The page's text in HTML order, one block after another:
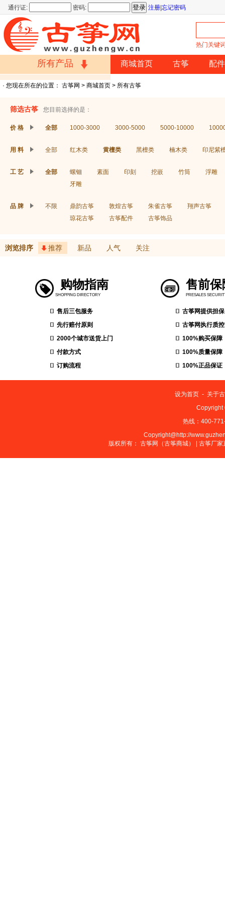
通行证: 密码: 注册 忘记密码
热门关键
所有产品
>价格>材质>团购
> 罩子 >胶布
商城首页 古筝 配件
· 您现在所在的位置： 古筝网 > 商城首页 > 所有古筝
筛选古筝 您目前选择的是：
价 格 全部 1000-3000 3000-5000 5000-10000
用 料 全部 红木类 黄檀类 黑檀类 楠木类 印尼紫
工 艺 全部 螺钿 素面 印刻 挖嵌 竹筒
浮雕
牙雕
品 牌 不限 鼎韵古筝 敦煌古筝 朱雀古筝
翔声古筝
琼花古筝
古筝配件 古筝饰品
浏览排序 推荐 新品 人气 关注
购物指南
SHOPPING DIRECTORY
售后三包服务
先行赔付原则
2000个城市送货上门
付款方式
订购流程
售前保
PRESALES
古筝网提供担保
古筝网执行质控
100%购买保障
100%质量保障
100%正品保证
设为首页 - 关于
Copyright
热线：400-
Copyright@http://
版权所有：
古筝网（古筝商城） 古筝厂家